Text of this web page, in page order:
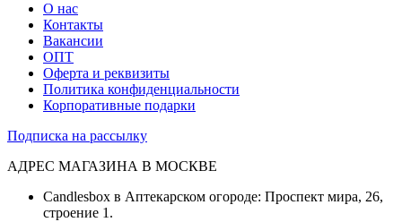
О нас
Контакты
Вакансии
ОПТ
Оферта и реквизиты
Политика конфиденциальности
Корпоративные подарки
Подписка на рассылку
АДРЕС МАГАЗИНА В МОСКВЕ
Candlesbox в Аптекарском огороде: Проспект мира, 26,
строение 1.